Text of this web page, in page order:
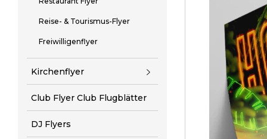
Reise- & Tourismus-Flyer
Freiwilligenflyer
Kirchenflyer
Club Flyer Club Flugblätter
DJ Flyers